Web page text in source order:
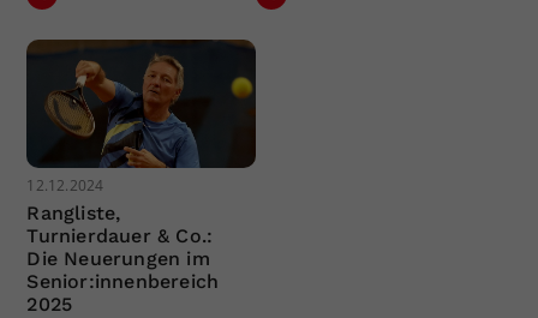
12.12.2024
Rangliste,
Turnierdauer & Co.:
Die Neuerungen im
Senior:innenbereich
2025